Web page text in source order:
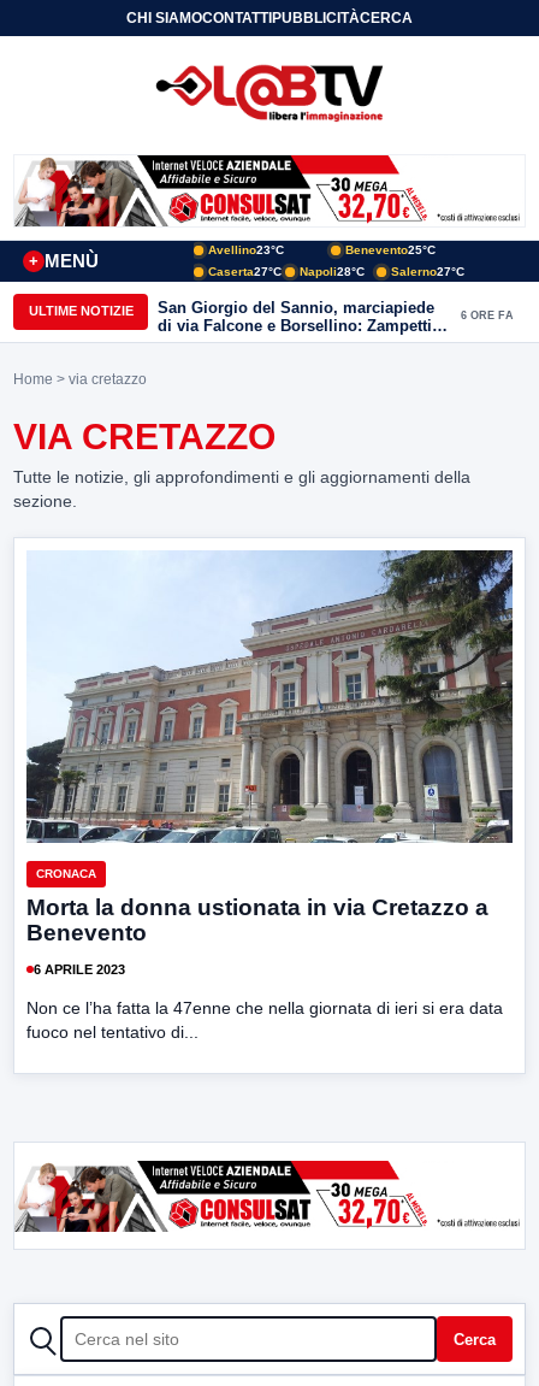
CHI SIAMOCONTATTIPUBBLICITÀCERCA
MENÙ
+
Avellino23°C Benevento25°C
Caserta27°C Napoli28°C Salerno27°C
ULTIME NOTIZIE
San Giorgio del Sannio, marciapiede
di via Falcone e Borsellino: Zampetti e
Lombardi replicano alle polemiche
6 ORE FA
Home > via cretazzo
VIA CRETAZZO
Tutte le notizie, gli approfondimenti e gli aggiornamenti della
sezione.
CRONACA
Morta la donna ustionata in via Cretazzo a
Benevento
6 APRILE 2023
Non ce l’ha fatta la 47enne che nella giornata di ieri si era data
fuoco nel tentativo di...
CERCA Cerca